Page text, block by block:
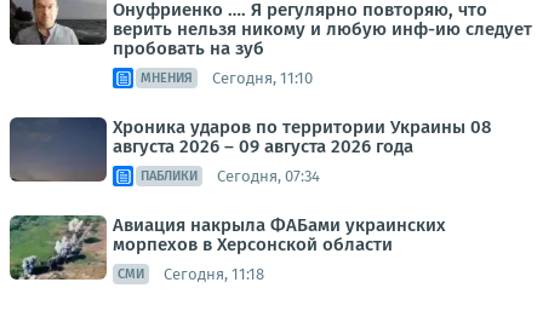
Онуфриенко …. Я регулярно повторяю, что
верить нельзя никому и любую инф-ию следует
пробовать на зуб
МНЕНИЯ Сегодня, 11:10
Хроника ударов по территории Украины 08
августа 2026 – 09 августа 2026 года
ПАБЛИКИ Сегодня, 07:34
Авиация накрыла ФАБами украинских
морпехов в Херсонской области
СМИ Сегодня, 11:18